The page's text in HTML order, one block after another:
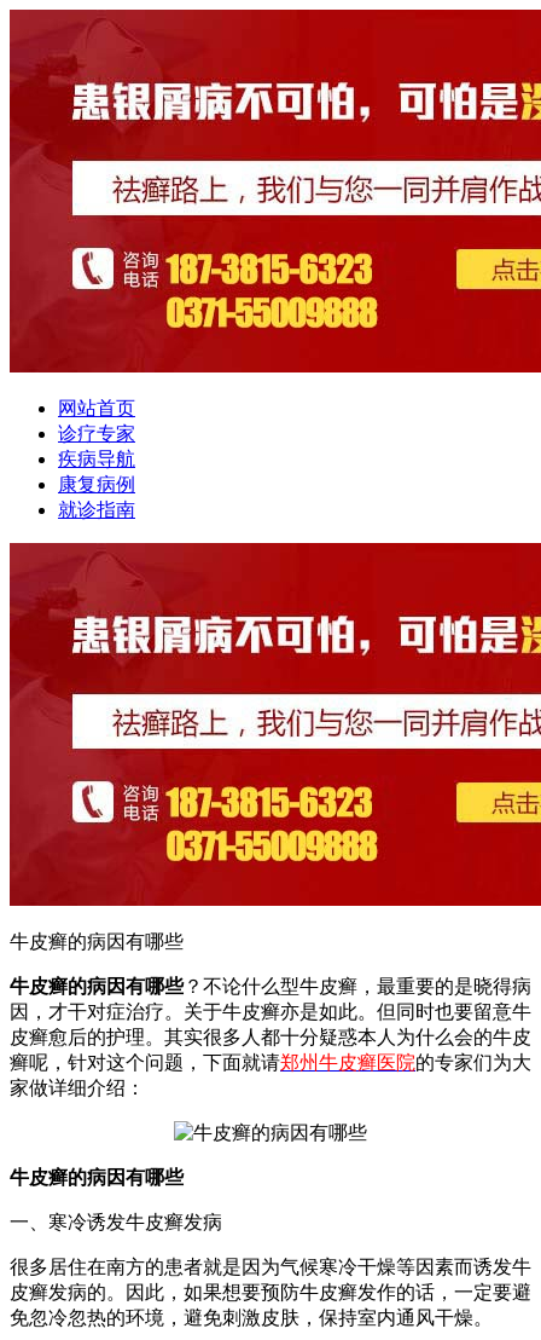
网站首页
诊疗专家
疾病导航
康复病例
就诊指南
牛皮癣的病因有哪些
牛皮癣的病因有哪些？不论什么型牛皮癣，最重要的是晓得病
因，才干对症治疗。关于牛皮癣亦是如此。但同时也要留意牛
皮癣愈后的护理。其实很多人都十分疑惑本人为什么会的牛皮
癣呢，针对这个问题，下面就请郑州牛皮癣医院的专家们为大
家做详细介绍：
牛皮癣的病因有哪些
一、寒冷诱发牛皮癣发病
很多居住在南方的患者就是因为气候寒冷干燥等因素而诱发牛
皮癣发病的。因此，如果想要预防牛皮癣发作的话，一定要避
免忽冷忽热的环境，避免刺激皮肤，保持室内通风干燥。